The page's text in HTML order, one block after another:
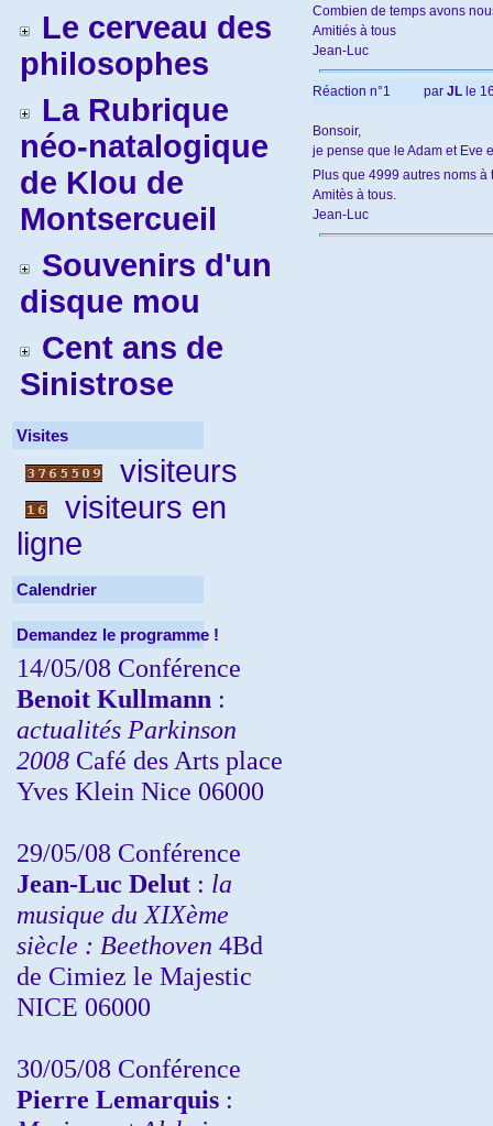
Le cerveau des
philosophes
La Rubrique
néo-natalogique
de Klou de
Montsercueil
Souvenirs d'un
disque mou
Cent ans de
Sinistrose
Visites
visiteurs
visiteurs en
ligne
Calendrier
Demandez le programme !
14/05/08 Conférence
Benoit Kullmann :
actualités Parkinson
2008 Café des Arts place
Yves Klein Nice 06000
29/05/08 Conférence
Jean-Luc Delut : la
musique du XIXème
siècle : Beethoven 4Bd
de Cimiez le Majestic
NICE 06000
30/05/08 Conférence
Pierre Lemarquis :
Combien de temps avons
Amitiés à tous
Jean-Luc
Réaction n°1 par JL le
Bonsoir,
je pense que le Adam et Eve
Plus que 4999 autres noms à
Amitès à tous.
Jean-Luc